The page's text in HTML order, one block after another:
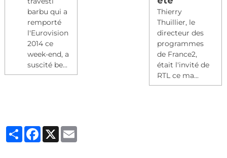
barbu qui a
remporté
l'Eurovision
2014 ce
week-end, a
suscité be...
Thierry
Thuillier, le
directeur des
programmes
de France2,
était l'invité de
RTL ce ma...
Partager
Facebook
X